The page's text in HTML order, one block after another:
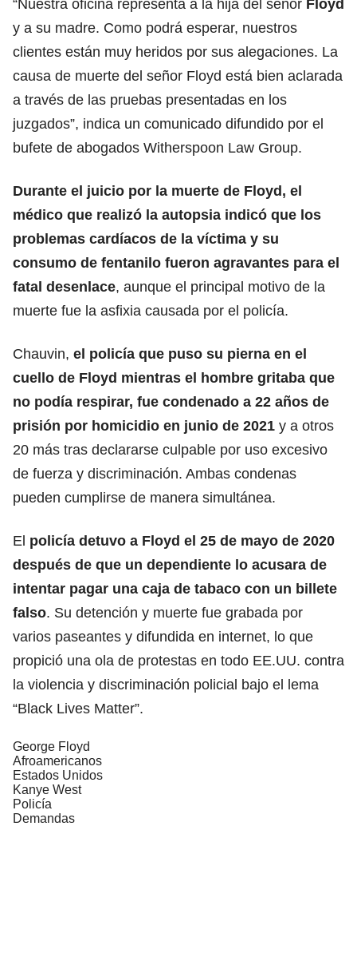
“Nuestra oficina representa a la hija del señor Floyd
y a su madre. Como podrá esperar, nuestros
clientes están muy heridos por sus alegaciones. La
causa de muerte del señor Floyd está bien aclarada
a través de las pruebas presentadas en los
juzgados”, indica un comunicado difundido por el
bufete de abogados Witherspoon Law Group.
Durante el juicio por la muerte de Floyd, el
médico que realizó la autopsia indicó que los
problemas cardíacos de la víctima y su
consumo de fentanilo fueron agravantes para el
fatal desenlace, aunque el principal motivo de la
muerte fue la asfixia causada por el policía.
Chauvin, el policía que puso su pierna en el
cuello de Floyd mientras el hombre gritaba que
no podía respirar, fue condenado a 22 años de
prisión por homicidio en junio de 2021 y a otros
20 más tras declararse culpable por uso excesivo
de fuerza y discriminación. Ambas condenas
pueden cumplirse de manera simultánea.
El policía detuvo a Floyd el 25 de mayo de 2020
después de que un dependiente lo acusara de
intentar pagar una caja de tabaco con un billete
falso. Su detención y muerte fue grabada por
varios paseantes y difundida en internet, lo que
propició una ola de protestas en todo EE.UU. contra
la violencia y discriminación policial bajo el lema
“Black Lives Matter”.
George Floyd
Afroamericanos
Estados Unidos
Kanye West
Policía
Demandas